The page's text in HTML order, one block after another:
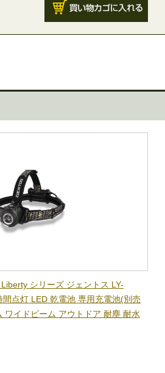
シリーズ ジェントス LY-
点灯 LED 乾電池 専用充電池(別売
ワイドビーム アウトドア 耐塵 耐水